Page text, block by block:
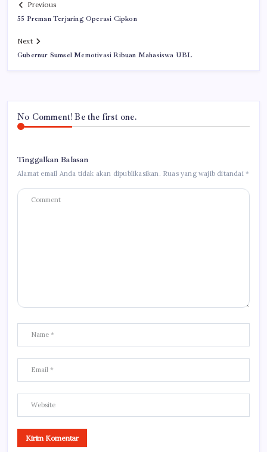
Previous
55 Preman Terjaring Operasi Cipkon
Next
Gubernur Sumsel Memotivasi Ribuan Mahasiswa UBL
No Comment! Be the first one.
Tinggalkan Balasan
Alamat email Anda tidak akan dipublikasikan. Ruas yang wajib ditandai*